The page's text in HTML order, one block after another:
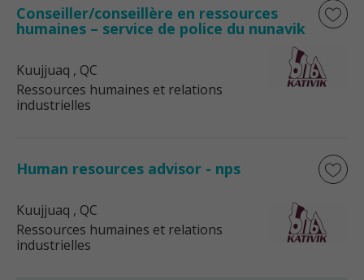
Conseiller/conseillère en ressources
humaines – service de police du nunavik
Kuujjuaq , QC
Ressources humaines et relations
industrielles
Human resources advisor - nps
Kuujjuaq , QC
Ressources humaines et relations
industrielles